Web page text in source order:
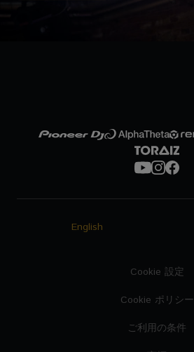
English
Cookie 設定
Cookie ポリシー
ご利用の条件